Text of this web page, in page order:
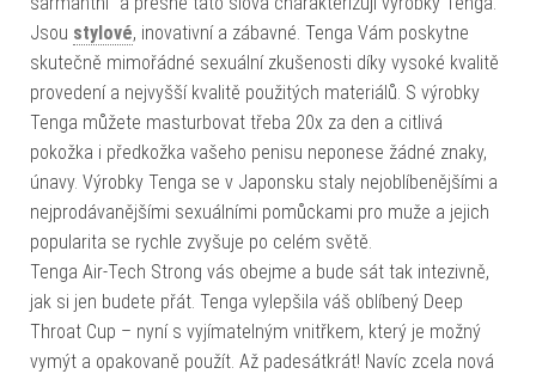
Jsou stylové, inovativní a zábavné. Tenga Vám poskytne
skutečně mimořádné sexuální zkušenosti díky vysoké kvalitě
provedení a nejvyšší kvalitě použitých materiálů. S výrobky
Tenga můžete masturbovat třeba 20x za den a citlivá
pokožka i předkožka vašeho penisu neponese žádné znaky,
únavy. Výrobky Tenga se v Japonsku staly nejoblíbenějšími a
nejprodávanějšími sexuálními pomůckami pro muže a jejich
popularita se rychle zvyšuje po celém světě.
Tenga Air-Tech Strong vás obejme a bude sát tak intezivně,
jak si jen budete přát. Tenga vylepšila váš oblíbený Deep
Throat Cup – nyní s vyjímatelným vnitřkem, který je možný
vymýt a opakovaně použít. Až padesátkrát! Navíc zcela nová